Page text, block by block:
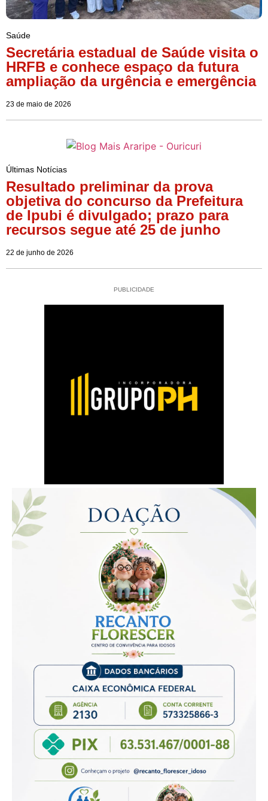
Saúde
Secretária estadual de Saúde visita o
HRFB e conhece espaço da futura
ampliação da urgência e emergência
23 de maio de 2026
Últimas Notícias
Resultado preliminar da prova
objetiva do concurso da Prefeitura
de Ipubi é divulgado; prazo para
recursos segue até 25 de junho
22 de junho de 2026
PUBLICIDADE